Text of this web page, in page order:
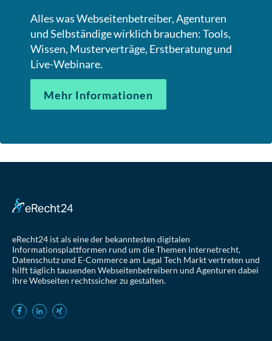
Alles was Webseitenbetreiber, Agenturen
und Selbständige wirklich brauchen: Tools,
Wissen, Musterverträge, Erstberatung und
Live-Webinare.
Mehr Informationen
eRecht24 ist als eine der bekanntesten digitalen
Informationsplattformen rund um die Themen Internetrecht,
Datenschutz und E-Commerce am Legal Tech Markt vertreten und
hilft täglich tausenden Webseitenbetreibern und Agenturen dabei
ihre Webseiten rechtssicher zu gestalten.